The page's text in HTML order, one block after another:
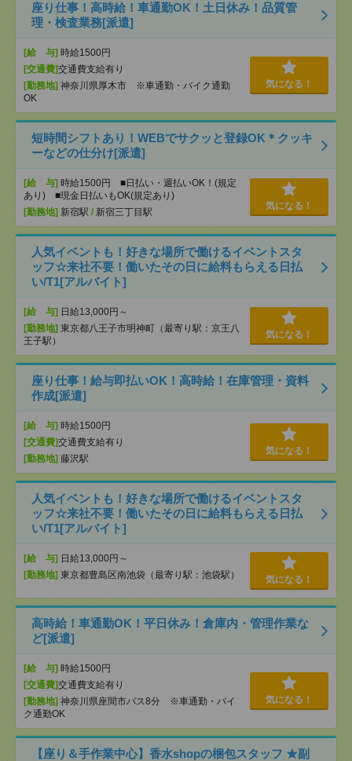
座り仕事！高時給！車通勤OK！土日休み！品質管
理・検査業務[派遣]
[給 与] 時給1500円
[交通費]交通費支給有り
[勤務地] 神奈川県厚木市 ※車通勤・バイク通勤
OK
気になる！
短時間シフトあり！WEBでサクッと登録OK＊クッキ
ーなどの仕分け[派遣]
[給 与] 時給1500円 ■日払い・週払いOK！(規定
あり) ■現金日払いもOK(規定あり)
[勤務地] 新宿駅 / 新宿三丁目駅
気になる！
人気イベントも！好きな場所で働けるイベントスタ
ッフ☆来社不要！働いたその日に給料もらえる日払
い/T1[アルバイト]
[給 与] 日給13,000円～
[勤務地] 東京都八王子市明神町（最寄り駅：京王八
王子駅）
気になる！
座り仕事！給与即払いOK！高時給！在庫管理・資料
作成[派遣]
[給 与] 時給1500円
[交通費]交通費支給有り
[勤務地] 藤沢駅
気になる！
人気イベントも！好きな場所で働けるイベントスタ
ッフ☆来社不要！働いたその日に給料もらえる日払
い/T1[アルバイト]
[給 与] 日給13,000円～
[勤務地] 東京都豊島区南池袋（最寄り駅：池袋駅） 気になる！
高時給！車通勤OK！平日休み！倉庫内・管理作業な
ど[派遣]
[給 与] 時給1500円
[交通費]交通費支給有り
[勤務地] 神奈川県座間市バス8分 ※車通勤・バイ
ク通勤OK
気になる！
【座り＆手作業中心】香水shopの梱包スタッフ ★副